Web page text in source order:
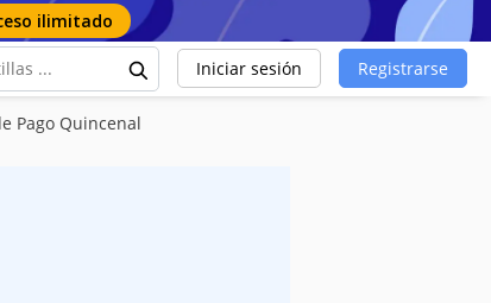
ilimitado
Iniciar sesión Registrarse
Pago Quincenal